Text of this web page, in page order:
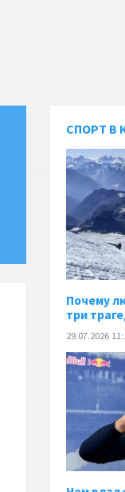
СПОРТ В
Почему
три
29.07.2026